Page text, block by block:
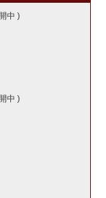
中 )
中 )